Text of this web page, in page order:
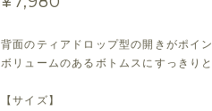
背面のティアドロップ型の開きがポイ
ボリュームのあるボトムスにすっきり
【サイズ】